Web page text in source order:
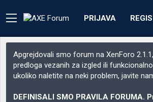
PRIJAVA
Apgrejdovali smo forum na XenForo
predloga vezanih za izgled ili
ukoliko naletite na neki problem, javite
DEFINISALI SMO PRAVILA FORUMA.